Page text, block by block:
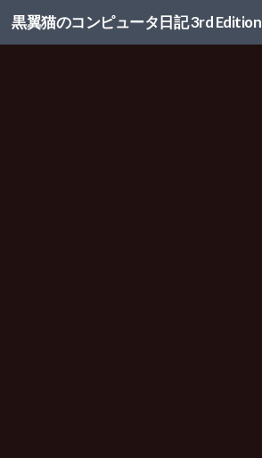
コンテンツへスキップ
黒翼猫のコンピュータ日記 3rd Edition